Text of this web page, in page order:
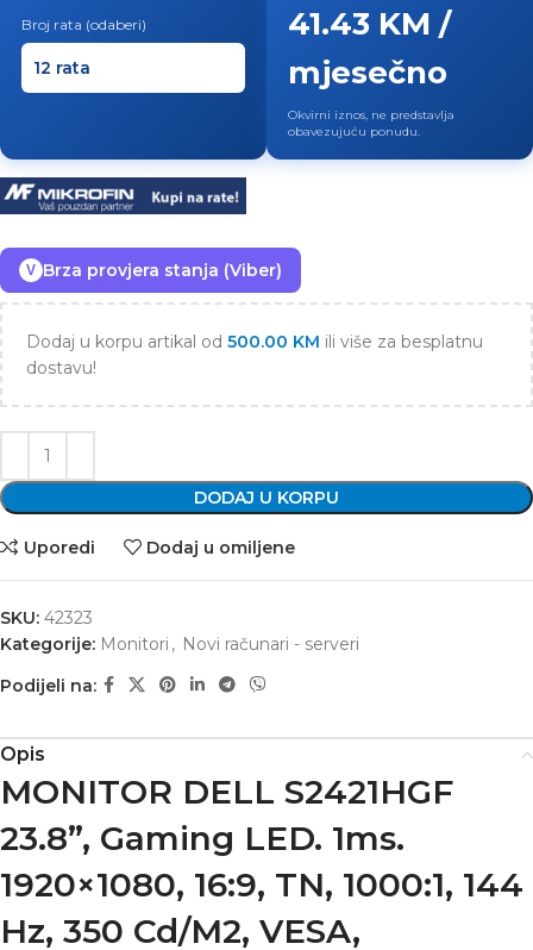
Broj rata (odaberi)
41.43 KM /
mjesečno
Okvirni iznos, ne predstavlja
obavezujuću ponudu.
V Brza provjera stanja (Viber)
Dodaj u korpu artikal od 500.00 KM ili više za besplatnu
dostavu!
DODAJ U KORPU
Uporedi Dodaj u omiljene
SKU: 42323
Kategorije: Monitori , Novi računari - serveri
Podijeli na:
Opis
MONITOR DELL S2421HGF
23.8”, Gaming LED. 1ms.
1920×1080, 16:9, TN, 1000:1, 144
Hz, 350 Cd/M2, VESA,